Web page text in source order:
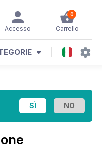
0
Carrello
Accesso